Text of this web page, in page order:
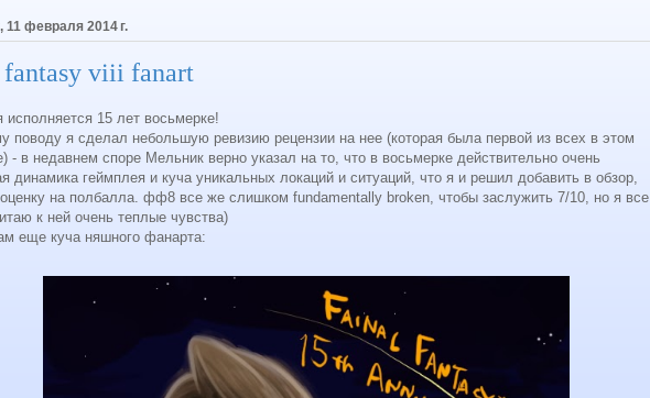
11 февраля 2014 г.
viii fanart
исполняется 15 лет восьмерке!
поводу я сделал небольшую ревизию рецензии на нее (которая была первой из всех в этом
- в недавнем споре Мельник верно указал на то, что в восьмерке действительно очень
динамика геймплея и куча уникальных локаций и ситуаций, что я и решил добавить в обзор,
на полбалла. фф8 все же слишком fundamentally broken, чтобы заслужить 7/10, но я все
к ней очень теплые чувства)
еще куча няшного фанарта: